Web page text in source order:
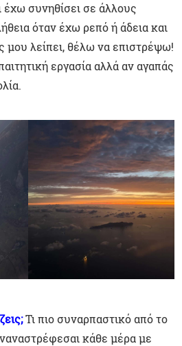
έχω συνηθίσει σε άλλους
όταν έχω ρεπό ή άδεια και
μου λείπει, θέλω να επιστρέψω!
εργασία αλλά αν αγαπάς
Τι πιο συναρπαστικό από το
κάθε μέρα με